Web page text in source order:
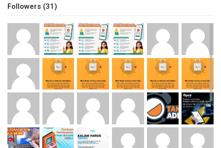
Jawa Barat
Riau
Bisnis
Jambi
Kaltim
Dunia
Followers (31)